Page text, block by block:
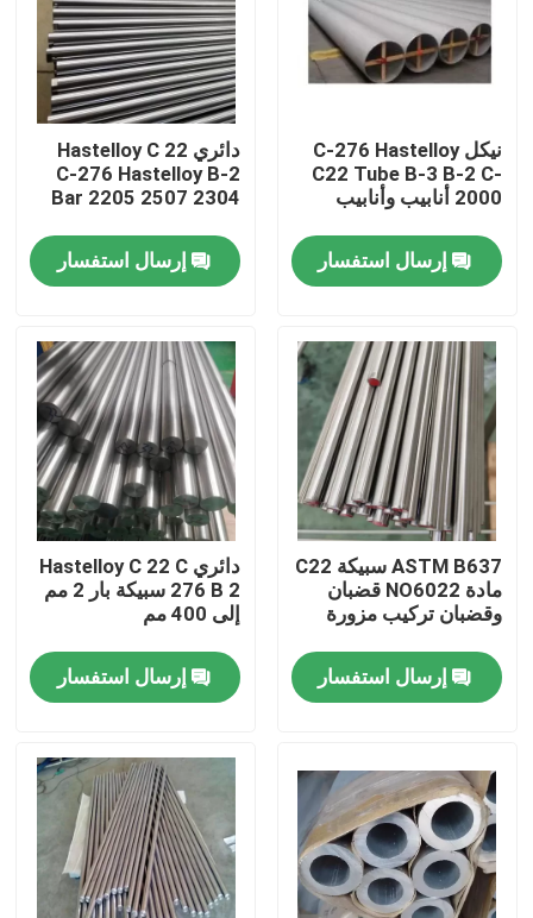
معلومات عنا
جولة في المعمل
مراقبة الجودة
اتصل بنا
مادة Inconel 600
مادة Incoloy 800
مادة Inconel 718
نيكل C-276 Hastelloy
C22 Tube B-3 B-2 C-
2000 أنابيب وأنابيب
إرسال استفسار
دائري Hastelloy C 22
C-276 Hastelloy B-2
Bar 2205 2507 2304
إرسال استفسار
ASTM B637 سبيكة C22
مادة NO6022 قضبان
وقضبان تركيب مزورة
إرسال استفسار
دائري Hastelloy C 22 C
276 B 2 سبيكة بار 2 مم
إلى 400 مم
إرسال استفسار